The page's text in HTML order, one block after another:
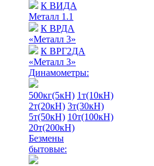
К ВИДА
Металл 1.1
К ВРДА
«Металл 3»
К ВРГ2ДА
«Металл 3»
Динамометры:
500кг(5кН) 1т(10кН)
2т(20кН) 3т(30кН)
5т(50кН) 10т(100кН)
20т(200кН)
Безмены
бытовые: